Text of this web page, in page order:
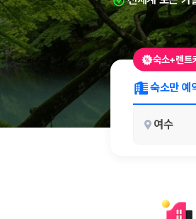
제주렌트카 가격비교는 카모
제주도 렌트카는 업체마다 차량 가격, 보험
일반자차, 완전자차,
셔틀 이동,
비교 후 원하는 차량을 바
숙소+렌트
숙소만 예
여수